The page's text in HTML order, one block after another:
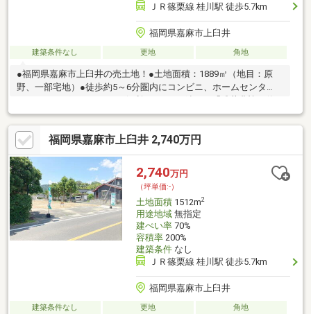
ＪＲ篠栗線 桂川駅 徒歩5.7km
福岡県嘉麻市上臼井
建築条件なし 更地 角地
●福岡県嘉麻市上臼井の売土地！●土地面積：1889㎡（地目：原
野、一部宅地）●徒歩約5～6分圏内にコンビニ、ホームセンタ
ー、ドラッグストアがあり便利です！●西鉄バス「碓井農協」停
まで徒歩約2分（約130ｍ）！●JR篠栗線「桂川」駅まで車で約12
分！〇ぜひお気軽にお問い合わせください！（エイチ・マリー株
式会社 TEL：092-624-0039）
福岡県嘉麻市上臼井 2,740万円
2,740万円
（坪単価:-）
土地面積1512m2
用途地域無指定
建ぺい率70%
容積率200%
建築条件なし
ＪＲ篠栗線 桂川駅 徒歩5.7km
福岡県嘉麻市上臼井
建築条件なし 更地 角地